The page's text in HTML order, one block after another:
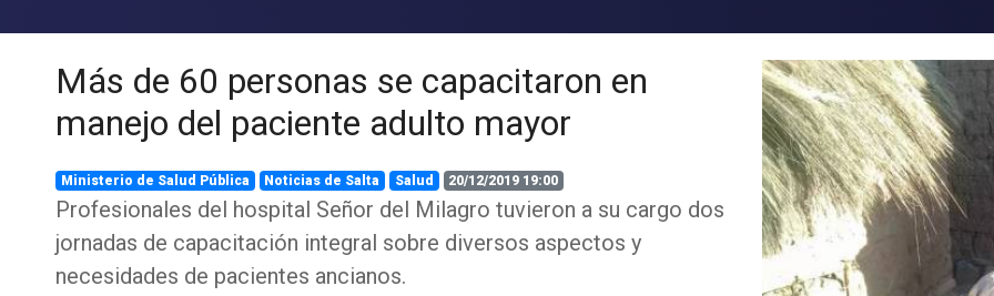
Más de 60 personas se capacitaron en
manejo del paciente adulto mayor
Ministerio de Salud Pública Noticias de Salta Salud 20/12/2019 19:00
Profesionales del hospital Señor del Milagro tuvieron a su cargo dos
jornadas de capacitación integral sobre diversos aspectos y
necesidades de pacientes ancianos.